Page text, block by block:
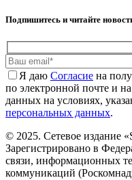
Подпишитесь и читайте
Я даю Cогласие на
по электронной почте и
данных на условиях,
персональных данных.
© 2025. Сетевое издание
Зарегистрировано в
связи, информационных
коммуникаций